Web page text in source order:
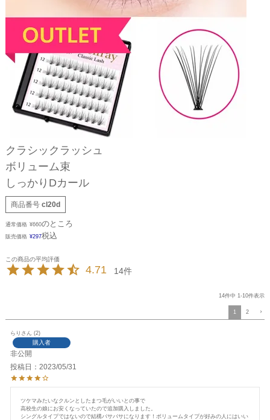
クラシックラッシュ
ボリューム束
しっかりDカール
商品番号 cl20d
通常価格 ¥660のところ
販売価格 ¥297税込
4.71 14
14件中 1-10件表示
1 2
らり 2
購入者
非公開
投稿日
2023/05/31
ツケマみたいなクルンとしたまつ毛がいいとの事で
高校生の娘にお安くなっていたので追加購入しました。
シングルタイプではないので結構バサバサになります！ボリュームタイプが好みの人にはいい